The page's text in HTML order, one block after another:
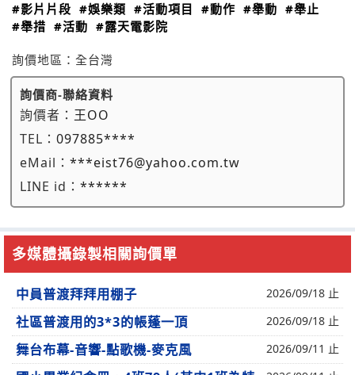
#影片片段 #娛樂類 #活動項目 #動作 #舉動 #舉止
#舉措 #活動 #露天電影院
詢價地區： 全台灣
詢價商-聯絡資料
詢價者： 王OO
TEL： 097885****
eMail： ***eist76@yahoo.com.tw
LINE id： ******
多媒體攝錄製相關詢價單
中員普渡拜拜用棚子 2026/09/18 止
社區普渡用的3*3的帳蓬一頂 2026/09/18 止
舞台布幕-音響-點歌機-麥克風 2026/09/11 止